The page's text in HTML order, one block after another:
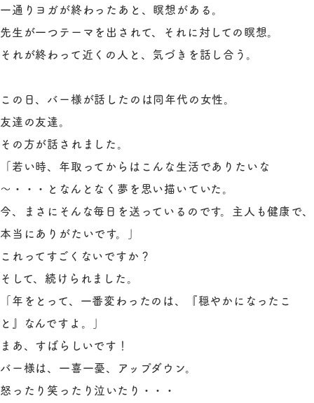
一通りヨガが終わったあと、瞑想がある。
先生が一つテーマを出されて、それに対しての瞑想。
それが終わって近くの人と、気づきを話し合う。
この日、バー様が話したのは同年代の女性。
友達の友達。
その方が話されました。
「若い時、年取ってからはこんな生活でありたいな
～・・・となんとなく夢を思い描いていた。
今、まさにそんな毎日を送っているのです。主人も健康で、
本当にありがたいです。」
これってすごくないですか？
そして、続けられました。
「年をとって、一番変わったのは、『穏やかになったこ
と』なんですよ。」
まあ、すばらしいです！
バー様は、一喜一憂、アップダウン。
怒ったり笑ったり泣いたり・・・